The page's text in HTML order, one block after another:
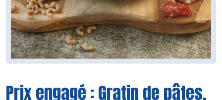
Prix engagé : Gratin de pâtes,